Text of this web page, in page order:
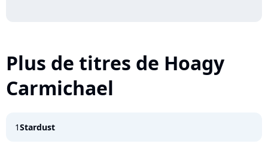
Plus de titres de Hoagy
Carmichael
1Stardust